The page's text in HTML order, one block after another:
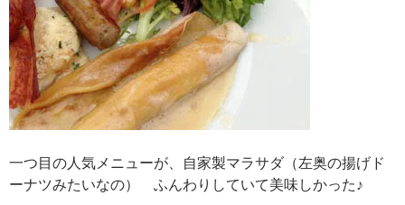
一つ目の人気メニューが、自家製マラサダ（左奥の揚げド
ーナツみたいなの） ふんわりしていて美味しかった♪